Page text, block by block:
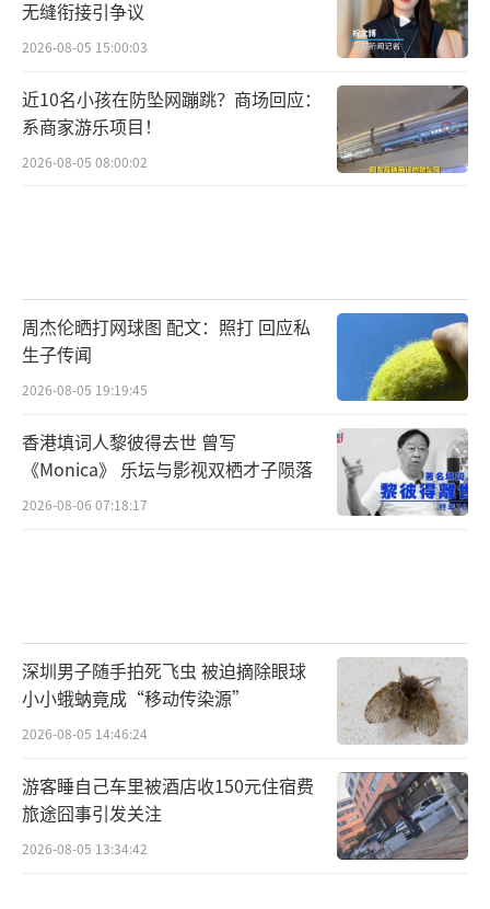
无缝衔接引争议
2026-08-05 15:00:03
近10名小孩在防坠网蹦跳？商场回应：
系商家游乐项目！
2026-08-05 08:00:02
周杰伦晒打网球图 配文：照打 回应私
生子传闻
2026-08-05 19:19:45
香港填词人黎彼得去世 曾写
《Monica》 乐坛与影视双栖才子陨落
2026-08-06 07:18:17
深圳男子随手拍死飞虫 被迫摘除眼球
小小蛾蚋竟成“移动传染源”
2026-08-05 14:46:24
游客睡自己车里被酒店收150元住宿费
旅途囧事引发关注
2026-08-05 13:34:42